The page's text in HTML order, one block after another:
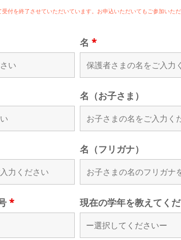
受付を終了させていただいています。お申込いただいてもご参加いた
名*
名（お子さま）
名（フリガナ）
* 現在の学年を教えてく